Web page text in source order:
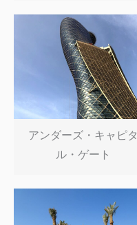
アンダーズ・キャピタ
ル・ゲート